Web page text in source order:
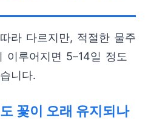
라 다르지만, 적절한 물주
이루어지면 5–14일 정도
니다.
꽃이 오래 유지되나